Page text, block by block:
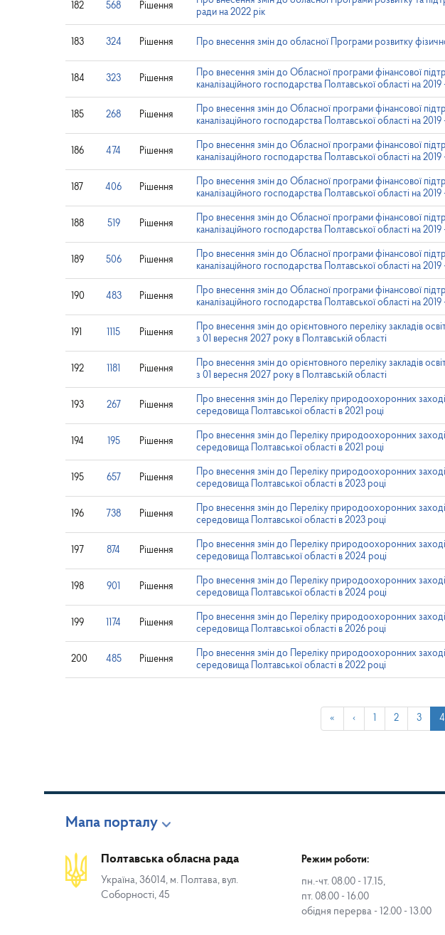
182 568 Рішення
ради на 2022 рік
183 324 Рішення Про внесення змін до обласної Програми розвитку
184 323 Рішення
Про внесення змін до Обласної програми фінансової
каналізаційного господарства Полтавської області на
185 268 Рішення
Про внесення змін до Обласної програми фінансової
каналізаційного господарства Полтавської області на
186 474 Рішення
Про внесення змін до Обласної програми фінансової
каналізаційного господарства Полтавської області на
187 406 Рішення
Про внесення змін до Обласної програми фінансової
каналізаційного господарства Полтавської області на
188 519 Рішення
Про внесення змін до Обласної програми фінансової
каналізаційного господарства Полтавської області на
189 506 Рішення
Про внесення змін до Обласної програми фінансової
каналізаційного господарства Полтавської області на
190 483 Рішення
Про внесення змін до Обласної програми фінансової
каналізаційного господарства Полтавської області на
191 1115 Рішення
Про внесення змін до орієнтовного переліку закладів
з 01 вересня 2027 року в Полтавській області
192 1181 Рішення
Про внесення змін до орієнтовного переліку закладів
з 01 вересня 2027 року в Полтавській області
193 267 Рішення
Про внесення змін до Переліку природоохоронних
середовища Полтавської області в 2021 році
194 195 Рішення
Про внесення змін до Переліку природоохоронних
середовища Полтавської області в 2021 році
195 657 Рішення
Про внесення змін до Переліку природоохоронних
середовища Полтавської області в 2023 році
196 738 Рішення
Про внесення змін до Переліку природоохоронних
середовища Полтавської області в 2023 році
197 874 Рішення
Про внесення змін до Переліку природоохоронних
середовища Полтавської області в 2024 році
198 901 Рішення
Про внесення змін до Переліку природоохоронних
середовища Полтавської області в 2024 році
199 1174 Рішення
Про внесення змін до Переліку природоохоронних
середовища Полтавської області в 2026 році
200 485 Рішення
Про внесення змін до Переліку природоохоронних
середовища Полтавської області в 2022 році
« ‹ 1 2 3 4
Мапа порталу
Полтавська обласна рада
Україна, 36014, м. Полтава, вул.
Соборності, 45
Режим роботи:
пн.-чт. 08.00 - 17.15,
пт. 08.00 - 16.00
обідня перерва - 12.00 - 13.00